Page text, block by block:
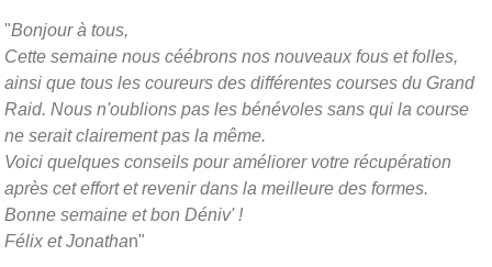
"Bonjour à tous,
Cette semaine nous céébrons nos nouveaux fous et folles,
ainsi que tous les coureurs des différentes courses du Grand
Raid. Nous n'oublions pas les bénévoles sans qui la course
ne serait clairement pas la même.
Voici quelques conseils pour améliorer votre récupération
après cet effort et revenir dans la meilleure des formes.
Bonne semaine et bon Déniv' !
Félix et Jonathan"